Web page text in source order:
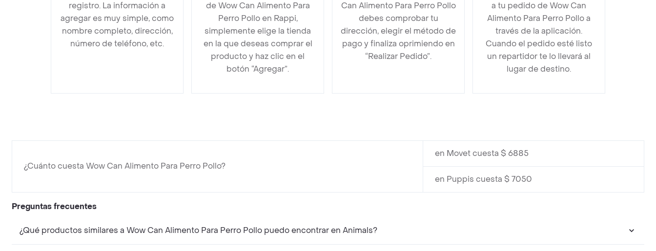
registro. La información a
agregar es muy simple, como
nombre completo, dirección,
número de teléfono, etc.
de Wow Can Alimento Para
Perro Pollo en Rappi,
simplemente elige la tienda
en la que deseas comprar el
producto y haz clic en el
botón “Agregar”.
Can Alimento Para Perro Pollo
debes comprobar tu
dirección, elegir el método de
pago y finaliza oprimiendo en
“Realizar Pedido”.
a tu pedido de Wow Can
Alimento Para Perro Pollo a
través de la aplicación.
Cuando el pedido esté listo
un repartidor te lo llevará al
lugar de destino.
¿Cuánto cuesta Wow Can Alimento Para Perro Pollo?
en Movet cuesta $ 6885
en Puppis cuesta $ 7050
Preguntas frecuentes
¿Qué productos similares a Wow Can Alimento Para Perro Pollo puedo encontrar en Animals?